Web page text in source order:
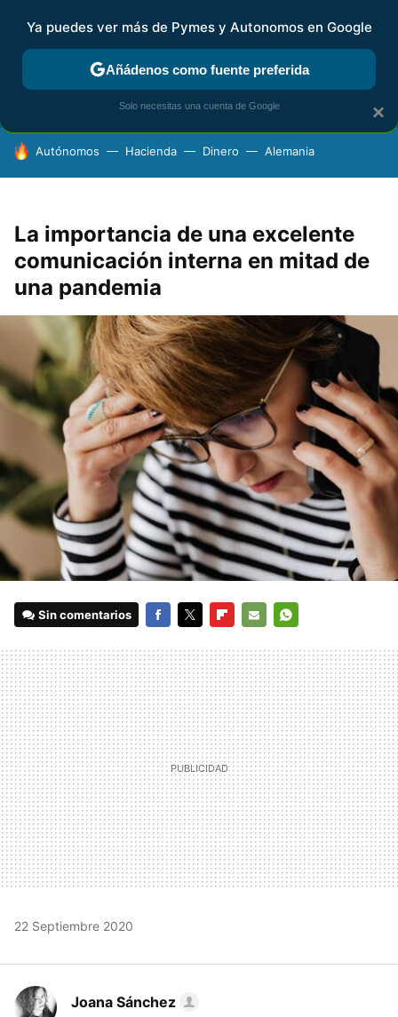
FISCALIDAD Y CONTABILIDAD KIT DIGITAL RENTA
HOY SE HABLA DE
Autónomos Hacienda Dinero Alemania
La importancia de una excelente
comunicación interna en mitad de
una pandemia
Sin comentarios
MAIL
22 Septiembre 2020
Joana Sánchez
×
Ya puedes ver más de Pymes y Autonomos en Google
Añádenos como fuente preferida
Solo necesitas una cuenta de Google